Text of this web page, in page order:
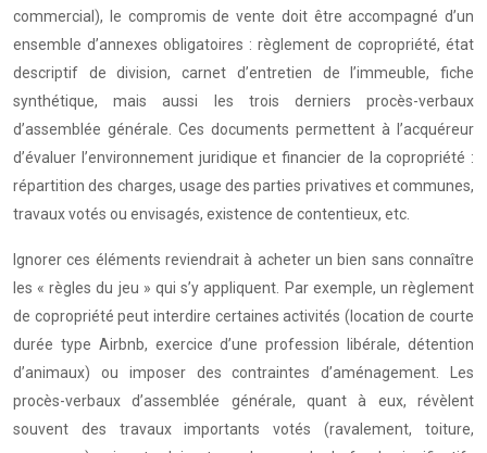
commercial), le compromis de vente doit être accompagné d’un
ensemble d’annexes obligatoires : règlement de copropriété, état
descriptif de division, carnet d’entretien de l’immeuble, fiche
synthétique, mais aussi les trois derniers procès-verbaux
d’assemblée générale. Ces documents permettent à l’acquéreur
d’évaluer l’environnement juridique et financier de la copropriété :
répartition des charges, usage des parties privatives et communes,
travaux votés ou envisagés, existence de contentieux, etc.
Ignorer ces éléments reviendrait à acheter un bien sans connaître
les « règles du jeu » qui s’y appliquent. Par exemple, un règlement
de copropriété peut interdire certaines activités (location de courte
durée type Airbnb, exercice d’une profession libérale, détention
d’animaux) ou imposer des contraintes d’aménagement. Les
procès-verbaux d’assemblée générale, quant à eux, révèlent
souvent des travaux importants votés (ravalement, toiture,